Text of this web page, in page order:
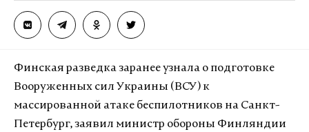
дипломатии» вне зависимости от политических
разногласий.
Госсекретарь предупредил о подготовке
американцами новых санкций против России.
Законопроект находится на уровне согласования
формулировок. Сам Рубио поддерживает
Финская разведка заранее узнала о подготовке
Вооруженных сил Украины (ВСУ) к
массированной атаке беспилотников на Санкт-
Петербург, заявил министр обороны Финляндии